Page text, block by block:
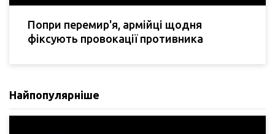
Попри перемир'я, армійці щодня
фіксують провокації противника
Найпопулярніше